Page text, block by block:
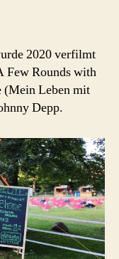
2020 verfilmt
Few Rounds with
(Mein Leben mit
Depp.